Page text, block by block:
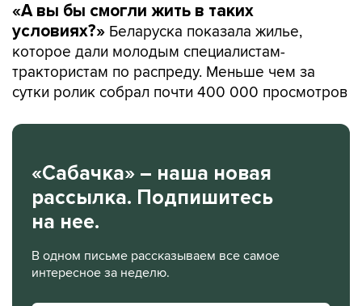
«А вы бы смогли жить в таких
условиях?» Беларуска показала жилье,
которое дали молодым специалистам-
трактористам по распреду. Меньше чем за
сутки ролик собрал почти 400 000 просмотров
«Сабачка» – наша новая
рассылка. Подпишитесь
на нее.
В одном письме рассказываем все самое
интересное за неделю.